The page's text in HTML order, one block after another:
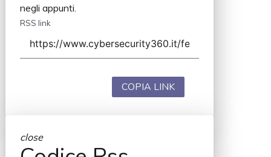
negli appunti.
RSS link
COPIA LINK
close